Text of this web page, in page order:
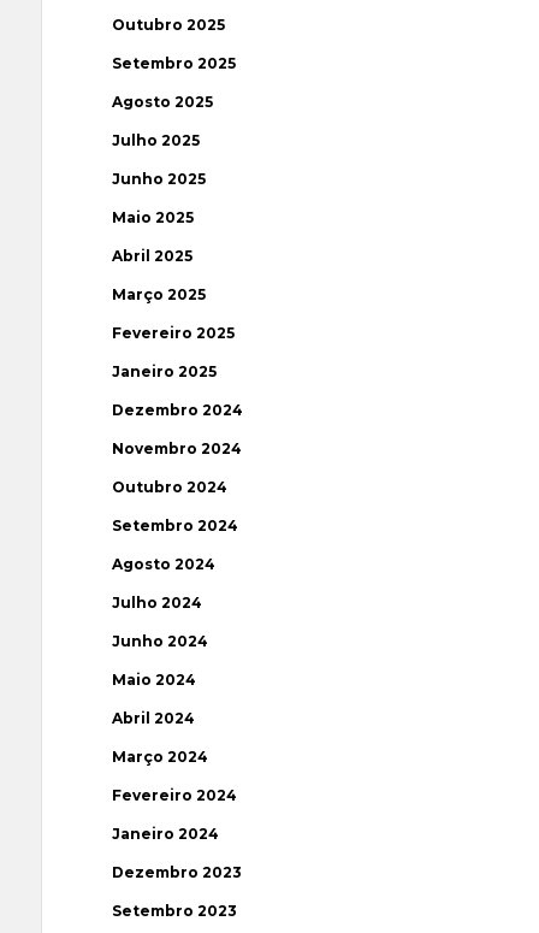
Outubro 2025
Setembro 2025
Agosto 2025
Julho 2025
Junho 2025
Maio 2025
Abril 2025
Março 2025
Fevereiro 2025
Janeiro 2025
Dezembro 2024
Novembro 2024
Outubro 2024
Setembro 2024
Agosto 2024
Julho 2024
Junho 2024
Maio 2024
Abril 2024
Março 2024
Fevereiro 2024
Janeiro 2024
Dezembro 2023
Setembro 2023